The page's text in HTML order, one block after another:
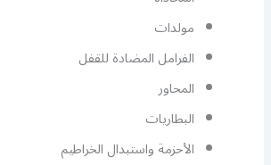
مولدات
الفرامل المضادة للقفل
المحاور
البطاريات
الأحزمة واستبدال الخراطيم